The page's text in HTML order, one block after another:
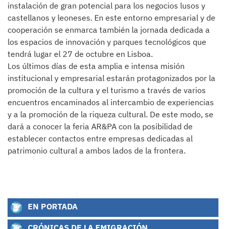
instalación de gran potencial para los negocios lusos y
castellanos y leoneses. En este entorno empresarial y de
cooperación se enmarca también la jornada dedicada a
los espacios de innovación y parques tecnológicos que
tendrá lugar el 27 de octubre en Lisboa.
Los últimos días de esta amplia e intensa misión
institucional y empresarial estarán protagonizados por la
promoción de la cultura y el turismo a través de varios
encuentros encaminados al intercambio de experiencias
y a la promoción de la riqueza cultural. De este modo, se
dará a conocer la feria AR&PA con la posibilidad de
establecer contactos entre empresas dedicadas al
patrimonio cultural a ambos lados de la frontera.
EN PORTADA